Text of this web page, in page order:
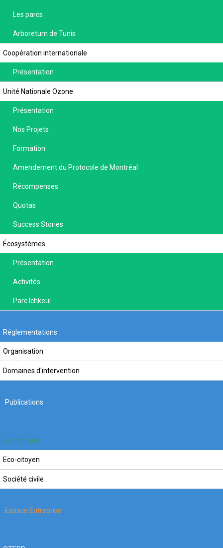
Les parcs
Arboretum de Tunis
Coopération internationale
Présentation
Unité Nationale Ozone
Présentation
Nos Projets
Formation
Amendement du Protocole de Montréal
Récompenses
Quotas
Success Stories
Écosystèmes
Présentation
Activités
Parc Ichkeul
Réglementations
Organisation
Domaines d'intervention
Publications
Eco-citoyen
Eco-citoyen
Société civile
Espace Entreprise